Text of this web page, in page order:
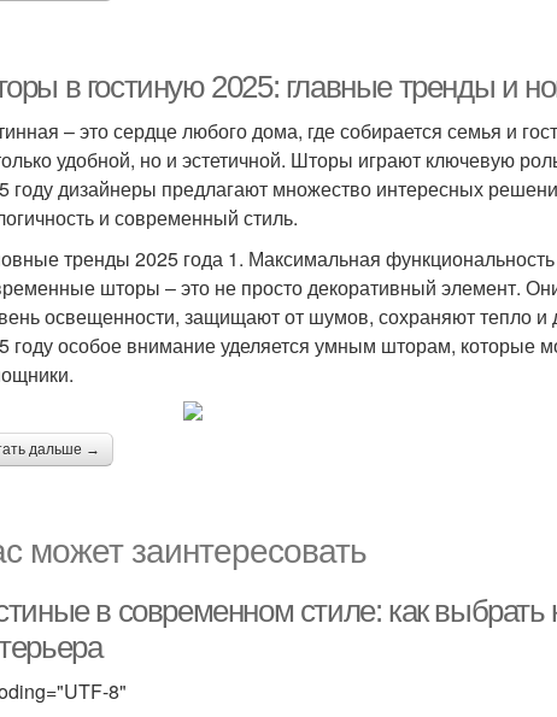
в гостиную 2025: главные тренды и
– это сердце любого дома, где собирается семья и
удобной, но и эстетичной. Шторы играют ключевую
году дизайнеры предлагают множество интересных
и современный стиль.
тренды 2025 года 1. Максимальная функциональность
шторы – это не просто декоративный элемент.
освещенности, защищают от шумов, сохраняют тепло и
году особое внимание уделяется умным шторам, которые
дальше →
может заинтересовать
в современном стиле: как
8"